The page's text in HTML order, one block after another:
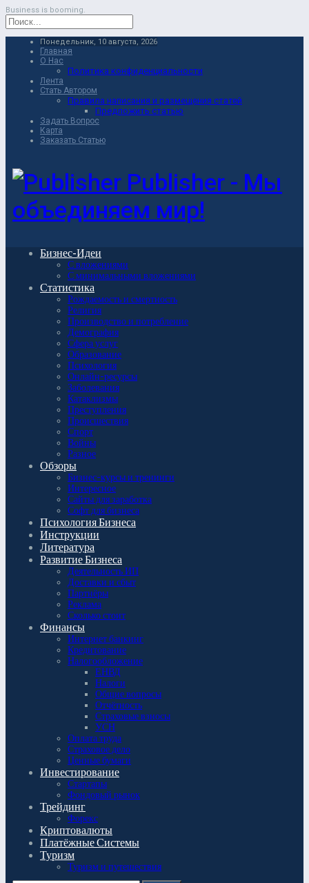
Business is booming.
Понедельник, 10 августа, 2026
Главная
О Нас
Политика конфиденциальности
Лента
Стать Автором
Правила написания и размещения статей
Предложить статью
Задать Вопрос
Карта
Заказать Статью
Publisher - Мы
объединяем мир!
Бизнес-Идеи
С вложениями
С минимальными вложениями
Статистика
Рождаемость и смертность
Религия
Производство и потребление
Демография
Сфера услуг
Образование
Психология
Онлайн-ресурсы
Заболевания
Катаклизмы
Преступления
Происшествия
Спорт
Войны
Разное
Обзоры
Бизнес-курсы и тренинги
Интересное
Сайты для заработка
Софт для бизнеса
Психология Бизнеса
Инструкции
Литература
Развитие Бизнеса
Деятельность ИП
Доставки и сбыт
Партнёры
Реклама
Сколько стоит
Финансы
Интернет банкинг
Кредитование
Налогообложение
ЕНВД
Налоги
Общие вопросы
Отчётность
Страховые взносы
УСН
Оплата труда
Страховое дело
Ценные бумаги
Инвестирование
Стартапы
Фондовый рынок
Трейдинг
Форекс
Криптовалюты
Платёжные Системы
Туризм
Туризм и путешествия